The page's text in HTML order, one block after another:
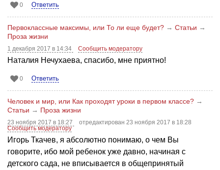
0 Ответить
Первоклассные максимы, или То ли еще будет? → Статьи →
Проза жизни
1 декабря 2017 в 14:34 Сообщить модератору
Наталия Нечухаева, спасибо, мне приятно!
0 Ответить
Человек и мир, или Как проходят уроки в первом классе? →
Статьи → Проза жизни
23 ноября 2017 в 18:27
отредактирован 23 ноября 2017 в 18:28
Сообщить модератору
Игорь Ткачев, я абсолютно понимаю, о чем Вы
говорите, ибо мой ребенок уже давно, начиная с
детского сада, не вписывается в общепринятый